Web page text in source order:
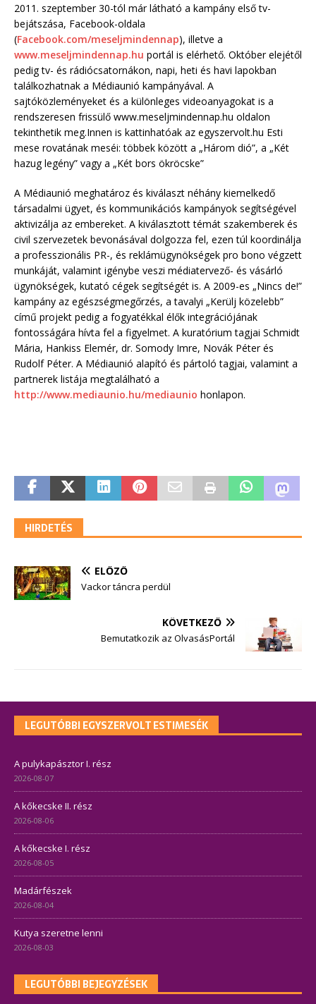
2011. szeptember 30-tól már látható a kampány első tv-
bejátszása, Facebook-oldala
(Facebook.com/meseljmindennap), illetve a
www.meseljmindennap.hu portál is elérhető. Október elejétől
pedig tv- és rádiócsatornákon, napi, heti és havi lapokban
találkozhatnak a Médiaunió kampányával. A
sajtóközleményeket és a különleges videoanyagokat is a
rendszeresen frissülő www.meseljmindennap.hu oldalon
tekinthetik meg.Innen is kattinhatóak az egyszervolt.hu Esti
mese rovatának meséi: többek között a „Három dió”, a „Két
hazug legény” vagy a „Két bors ökröcske”
A Médiaunió meghatároz és kiválaszt néhány kiemelkedő
társadalmi ügyet, és kommunikációs kampányok segítségével
aktivizálja az embereket. A kiválasztott témát szakemberek és
civil szervezetek bevonásával dolgozza fel, ezen túl koordinálja
a professzionális PR-, és reklámügynökségek pro bono végzett
munkáját, valamint igénybe veszi médiatervező- és vásárló
ügynökségek, kutató cégek segítségét is. A 2009-es „Nincs de!”
kampány az egészségmegőrzés, a tavalyi „Kerülj közelebb”
című projekt pedig a fogyatékkal élők integrációjának
fontosságára hívta fel a figyelmet. A kuratórium tagjai Schmidt
Mária, Hankiss Elemér, dr. Somody Imre, Novák Péter és
Rudolf Péter. A Médiaunió alapító és pártoló tagjai, valamint a
partnerek listája megtalálható a
http://www.mediaunio.hu/mediaunio honlapon.
HIRDETÉS
ELŐZŐ
Vackor táncra perdül
KÖVETKEZŐ
Bemutatkozik az OlvasásPortál
LEGUTÓBBI EGYSZERVOLT ESTIMESÉK
A pulykapásztor I. rész
2026-08-07
A kőkecske II. rész
2026-08-06
A kőkecske I. rész
2026-08-05
Madárfészek
2026-08-04
Kutya szeretne lenni
2026-08-03
LEGUTÓBBI BEJEGYZÉSEK